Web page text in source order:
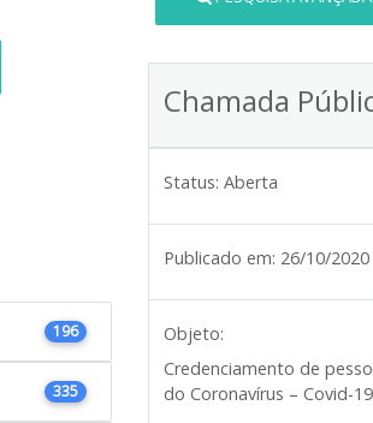
196
335
Chamada
Status: Aberta
Publicado em: 26/10/2020
Objeto:
Credenciamento de
do Coronavírus – Covid-